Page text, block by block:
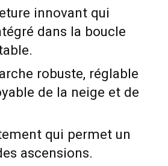
innovant qui
dans la boucle
robuste, réglable
de la neige et de
qui permet un
ascensions.